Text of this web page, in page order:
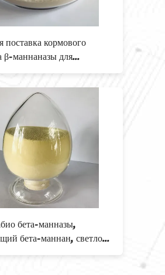
поставка кормового
β-маннаназы для
усвояемости
веществ и
кормления
бета-манназы,
бета-маннан, светло-
для роста